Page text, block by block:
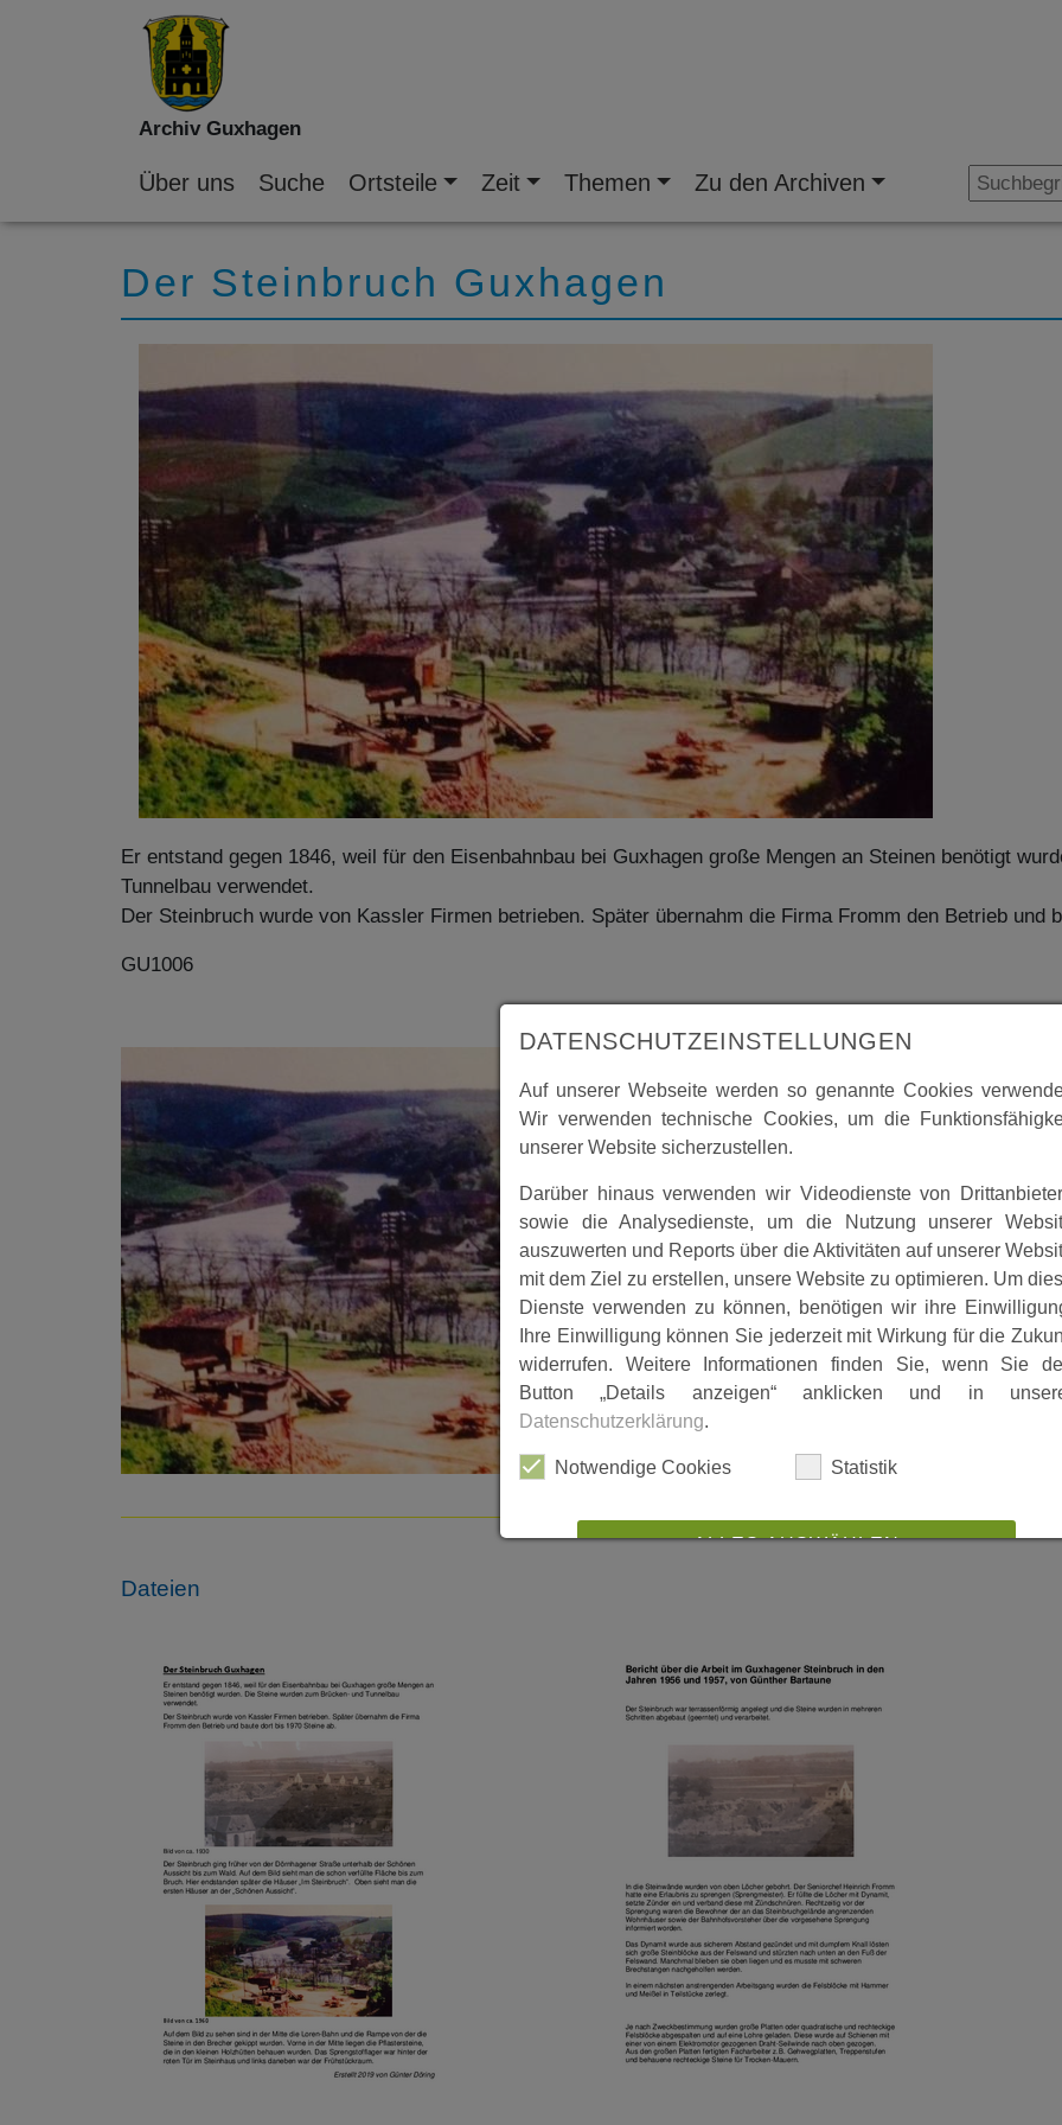
Archiv Guxhagen
Über uns Suche Ortsteile Zeit Themen Zu den Archiven
Der Steinbruch Guxhagen
Er entstand gegen 1846, weil für den Eisenbahnbau bei Guxhagen große Mengen an Steinen benötigt
Tunnelbau verwendet.
Der Steinbruch wurde von Kassler Firmen betrieben. Später übernahm die Firma Fromm den Betrieb und
GU1006
Dateien
DATENSCHUTZEINSTELLUNGEN
Auf unserer Webseite werden so genannte Cookies
Wir verwenden technische Cookies, um die
unserer Website sicherzustellen.
Darüber hinaus verwenden wir Videodienste von
sowie die Analysedienste, um die Nutzung unserer
auszuwerten und Reports über die Aktivitäten auf unserer
mit dem Ziel zu erstellen, unsere Website zu optimieren. Um
Dienste verwenden zu können, benötigen wir ihre
Ihre Einwilligung können Sie jederzeit mit Wirkung für die
widerrufen. Weitere Informationen finden Sie, wenn Sie
Button „Details anzeigen“ anklicken und in
Datenschutzerklärung.
Notwendige Cookies Statistik
ALLES AUSWÄHLEN
SPEICHERN
Details anzeigen
Impressum| Datenschutz